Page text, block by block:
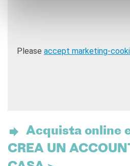
Please accept marketing-
Acquista online
CREA UN